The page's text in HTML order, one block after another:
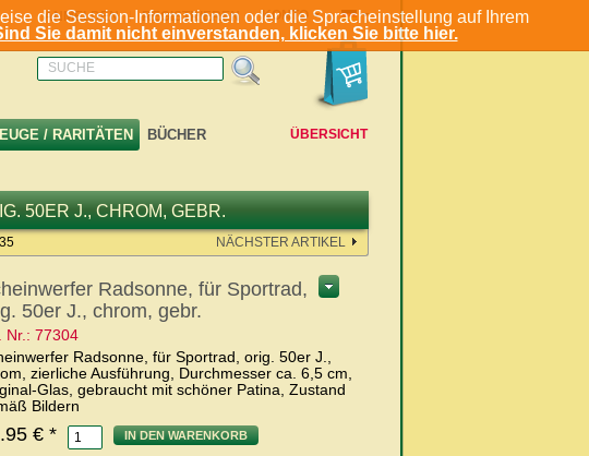
die Session-Informationen oder die Spracheinstellung auf Ihrem
Sie damit nicht einverstanden, klicken Sie bitte hier.
KONTO
ANMELDEN REGISTRIEREN
/ RARITÄTEN BÜCHER
SUCHE
ÜBERSICHT
50ER J., CHROM, GEBR.
NÄCHSTER ARTIKEL
Radsonne, für Sportrad,
50er J., chrom, gebr.
Nr.: 77304
Radsonne, für Sportrad, orig. 50er J.,
zierliche Ausführung, Durchmesser ca. 6,5 cm,
Glas, gebraucht mit schöner Patina, Zustand
Bildern
€ * IN DEN WARENKORB